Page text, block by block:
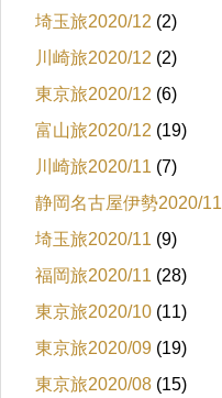
埼玉旅2020/12 (2)
川崎旅2020/12 (2)
東京旅2020/12 (6)
富山旅2020/12 (19)
川崎旅2020/11 (7)
静岡名古屋伊勢2020/11
埼玉旅2020/11 (9)
福岡旅2020/11 (28)
東京旅2020/10 (11)
東京旅2020/09 (19)
東京旅2020/08 (15)